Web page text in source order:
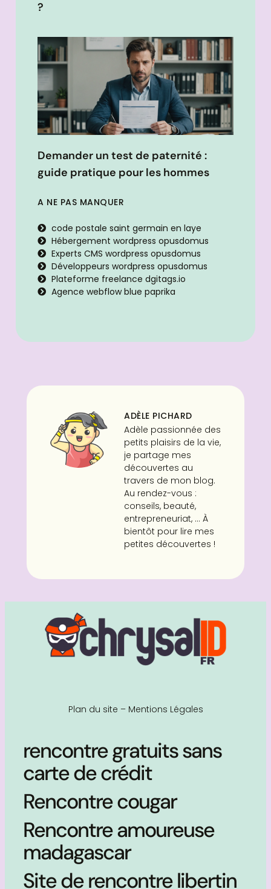
?
Demander un test de paternité :
guide pratique pour les hommes
A NE PAS MANQUER
code postale saint germain en laye
Hébergement wordpress opusdomus
Experts CMS wordpress opusdomus
Développeurs wordpress opusdomus
Plateforme freelance dgitags.io
Agence webflow blue paprika
ADÈLE PICHARD
Adèle passionnée des
petits plaisirs de la vie,
je partage mes
découvertes au
travers de mon blog.
Au rendez-vous :
conseils, beauté,
entrepreneuriat, ... À
bientôt pour lire mes
petites découvertes !
Plan du site – Mentions Légales
rencontre gratuits sans
carte de crédit
Rencontre cougar
Rencontre amoureuse
madagascar
Site de rencontre libertin